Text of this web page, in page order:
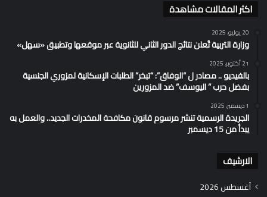
اكثر المقالات مشاهدة
20 يوليو، 2025
وزارة التربية تُعلن نتائج الدور الثاني للثانوية عبر موقعها وتطبيق «سهل»
21 أكتوبر، 2025
بالفيديو .. مصادر ل “الوفاق”: “تبخر” الطلبات الإسكانية لمزوري الجنسية
بفضل حرب ” اليوسف” ضد المزورين
1 ديسمبر، 2025
الجريدة الرسمية تنشر مرسوم قانون مكافحة المخدرات الجديد.. والعمل به
يبدأ من 15 ديسمبر
الارشيف
أغسطس 2026